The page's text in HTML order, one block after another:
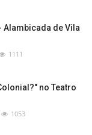
Alambicada de Vila
1111
no Teatro
1053